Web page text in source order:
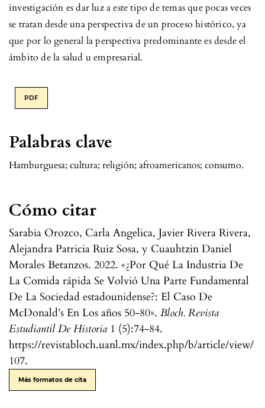
Palabras clave
Hamburguesa; cultura; religión; afroamericanos; consumo.
Cómo citar
Sarabia Orozco, Carla Angelica, Javier Rivera Rivera,
Alejandra Patricia Ruiz Sosa, y Cuauhtzin Daniel
Morales Betanzos. 2022. «¿Por Qué La Industria De
La Comida rápida Se Volvió Una Parte Fundamental
De La Sociedad estadounidense?: El Caso De
McDonald’s En Los años 50-80». Bloch. Revista
Estudiantil De Historia 1 (5):74-84.
https://revistabloch.uanl.mx/index.php/b/article/view/
107.
Más formatos de cita
investigación es dar luz a este tipo de temas que pocas veces
se tratan desde una perspectiva de un proceso histórico, ya
que por lo general la perspectiva predominante es desde el
ámbito de la salud u empresarial.
PDF